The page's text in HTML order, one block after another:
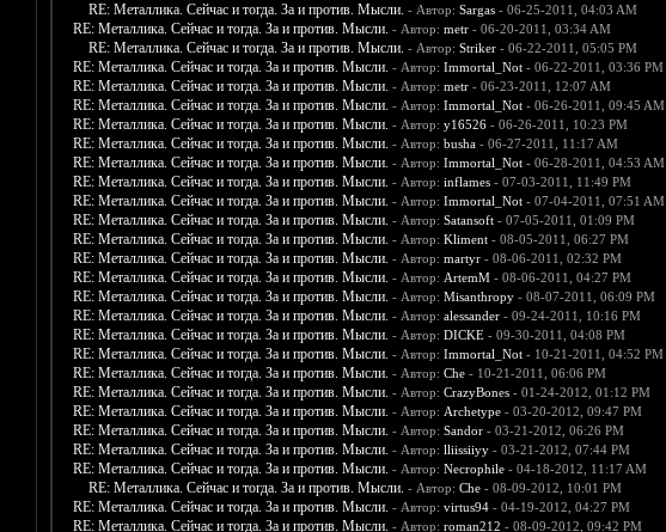
RE: Металлика. Сейчас и тогда. За и против. Мысли. - Автор: Sargas- 06-25-2011, 04:03 AM
RE: Металлика. Сейчас и тогда. За и против. Мысли. - Автор: metr- 06-20-2011, 03:34 AM
RE: Металлика. Сейчас и тогда. За и против. Мысли. - Автор: Striker- 06-22-2011, 05:05 PM
RE: Металлика. Сейчас и тогда. За и против. Мысли. - Автор: Immortal_Not- 06-22-2011, 03:36 PM
RE: Металлика. Сейчас и тогда. За и против. Мысли. - Автор: metr- 06-23-2011, 12:07 AM
RE: Металлика. Сейчас и тогда. За и против. Мысли. - Автор: Immortal_Not- 06-26-2011, 09:45 AM
RE: Металлика. Сейчас и тогда. За и против. Мысли. - Автор: y16526- 06-26-2011, 10:23 PM
RE: Металлика. Сейчас и тогда. За и против. Мысли. - Автор: busha- 06-27-2011, 11:17 AM
RE: Металлика. Сейчас и тогда. За и против. Мысли. - Автор: Immortal_Not- 06-28-2011, 04:53 AM
RE: Металлика. Сейчас и тогда. За и против. Мысли. - Автор: inflames- 07-03-2011, 11:49 PM
RE: Металлика. Сейчас и тогда. За и против. Мысли. - Автор: Immortal_Not- 07-04-2011, 07:51 AM
RE: Металлика. Сейчас и тогда. За и против. Мысли. - Автор: Satansoft- 07-05-2011, 01:09 PM
RE: Металлика. Сейчас и тогда. За и против. Мысли. - Автор: Kliment- 08-05-2011, 06:27 PM
RE: Металлика. Сейчас и тогда. За и против. Мысли. - Автор: martyr- 08-06-2011, 02:32 PM
RE: Металлика. Сейчас и тогда. За и против. Мысли. - Автор: ArtemM- 08-06-2011, 04:27 PM
RE: Металлика. Сейчас и тогда. За и против. Мысли. - Автор: Misanthropy- 08-07-2011, 06:09 PM
RE: Металлика. Сейчас и тогда. За и против. Мысли. - Автор: alessander- 09-24-2011, 10:16 PM
RE: Металлика. Сейчас и тогда. За и против. Мысли. - Автор: DICKE- 09-30-2011, 04:08 PM
RE: Металлика. Сейчас и тогда. За и против. Мысли. - Автор: Immortal_Not- 10-21-2011, 04:52 PM
RE: Металлика. Сейчас и тогда. За и против. Мысли. - Автор: Che- 10-21-2011, 06:06 PM
RE: Металлика. Сейчас и тогда. За и против. Мысли. - Автор: CrazyBones- 01-24-2012, 01:12 PM
RE: Металлика. Сейчас и тогда. За и против. Мысли. - Автор: Archetype- 03-20-2012, 09:47 PM
RE: Металлика. Сейчас и тогда. За и против. Мысли. - Автор: Sandor- 03-21-2012, 06:26 PM
RE: Металлика. Сейчас и тогда. За и против. Мысли. - Автор: lliissiiyy- 03-21-2012, 07:44 PM
RE: Металлика. Сейчас и тогда. За и против. Мысли. - Автор: Necrophile- 04-18-2012, 11:17 AM
RE: Металлика. Сейчас и тогда. За и против. Мысли. - Автор: Che- 08-09-2012, 10:01 PM
RE: Металлика. Сейчас и тогда. За и против. Мысли. - Автор: virtus94- 04-19-2012, 04:27 PM
RE: Металлика. Сейчас и тогда. За и против. Мысли. - Автор: roman212 - 08-09-2012, 09:42 PM